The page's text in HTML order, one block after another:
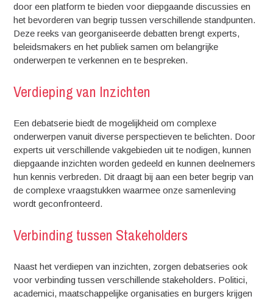
door een platform te bieden voor diepgaande discussies en
het bevorderen van begrip tussen verschillende standpunten.
Deze reeks van georganiseerde debatten brengt experts,
beleidsmakers en het publiek samen om belangrijke
onderwerpen te verkennen en te bespreken.
Verdieping van Inzichten
Een debatserie biedt de mogelijkheid om complexe
onderwerpen vanuit diverse perspectieven te belichten. Door
experts uit verschillende vakgebieden uit te nodigen, kunnen
diepgaande inzichten worden gedeeld en kunnen deelnemers
hun kennis verbreden. Dit draagt bij aan een beter begrip van
de complexe vraagstukken waarmee onze samenleving
wordt geconfronteerd.
Verbinding tussen Stakeholders
Naast het verdiepen van inzichten, zorgen debatseries ook
voor verbinding tussen verschillende stakeholders. Politici,
academici, maatschappelijke organisaties en burgers krijgen